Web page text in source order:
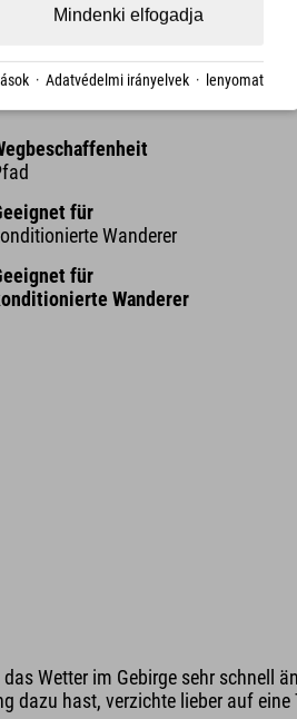
m
für
Wanderer
für
Wanderer
Wetter im Gebirge sehr schnell
dazu hast, verzichte lieber auf eine
Mindenki elfogadja
· Adatvédelmi irányelvek · lenyomat